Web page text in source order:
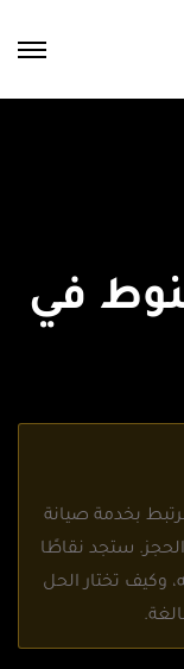
في
بخدمة صيانة
ستجد نقاطًا
وكيف تختار الحل